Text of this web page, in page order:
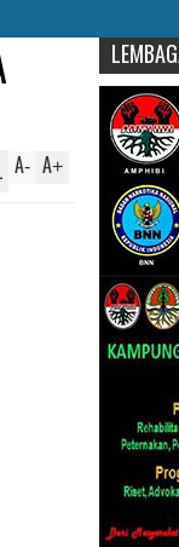
A+
A-